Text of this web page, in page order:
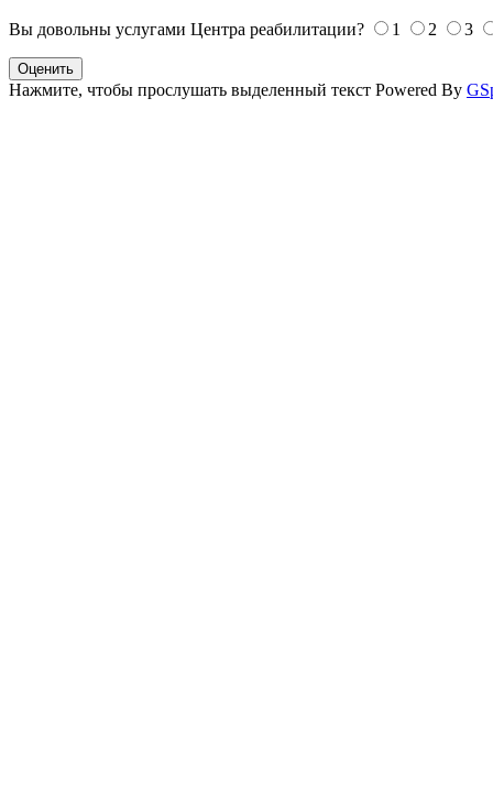
Вы довольны услугами Центра реабилитации? 1 2 3
Оценить
Нажмите, чтобы прослушать выделенный текст Powered By